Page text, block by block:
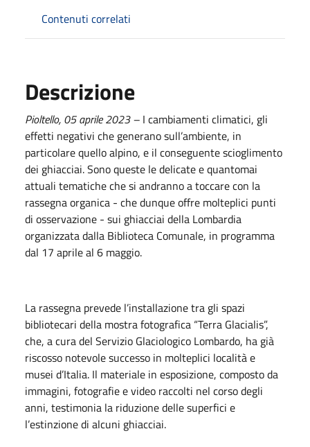
Contenuti correlati
Descrizione
Pioltello, 05 aprile 2023 – I cambiamenti climatici, gli
effetti negativi che generano sull’ambiente, in
particolare quello alpino, e il conseguente scioglimento
dei ghiacciai. Sono queste le delicate e quantomai
attuali tematiche che si andranno a toccare con la
rassegna organica - che dunque offre molteplici punti
di osservazione - sui ghiacciai della Lombardia
organizzata dalla Biblioteca Comunale, in programma
dal 17 aprile al 6 maggio.
La rassegna prevede l’installazione tra gli spazi
bibliotecari della mostra fotografica “Terra Glacialis”,
che, a cura del Servizio Glaciologico Lombardo, ha già
riscosso notevole successo in molteplici località e
musei d’Italia. Il materiale in esposizione, composto da
immagini, fotografie e video raccolti nel corso degli
anni, testimonia la riduzione delle superfici e
l’estinzione di alcuni ghiacciai.